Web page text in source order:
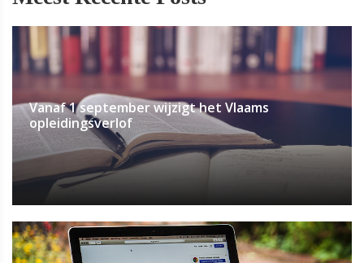
Vanaf 1 september wijzigt het Vlaams
opleidingsverlof